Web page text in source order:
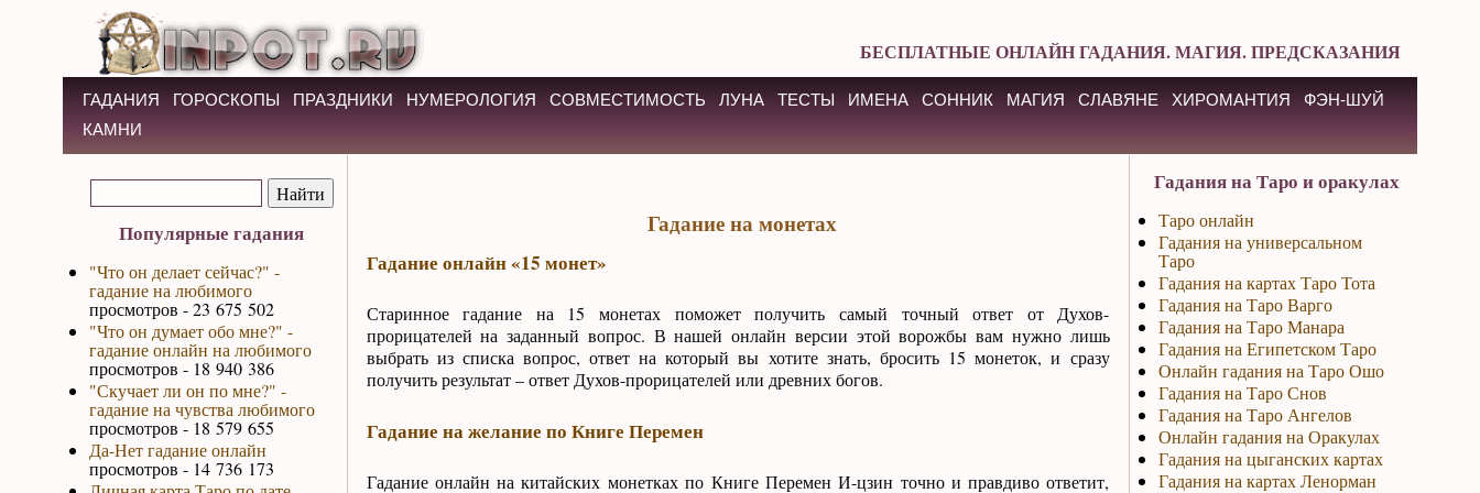
БЕСПЛАТНЫЕ ОНЛАЙН ГАДАНИЯ. МАГИЯ. ПРЕДСКАЗАНИЯ
ГАДАНИЯ ГОРОСКОПЫ ПРАЗДНИКИ НУМЕРОЛОГИЯ СОВМЕСТИМОСТЬ ЛУНА ТЕСТЫ ИМЕНА СОННИК МАГИЯ СЛАВЯНЕ ХИРОМАНТИЯ
ФЭН-ШУЙ
КАМНИ
Популярные гадания
"Что он делает сейчас?" -
гадание на любимого
просмотров - 23 675 502
"Что он думает обо мне?" -
гадание онлайн на любимого
просмотров - 18 940 386
"Скучает ли он по мне?" -
гадание на чувства любимого
просмотров - 18 579 655
Да-Нет гадание онлайн
просмотров - 14 736 173
Гадание на монетах
Гадание онлайн «15 монет»
Старинное гадание на 15 монетах поможет получить самый точный ответ от Духов-
прорицателей на заданный вопрос. В нашей онлайн версии этой ворожбы вам нужно лишь
выбрать из списка вопрос, ответ на который вы хотите знать, бросить 15 монеток, и сразу
получить результат – ответ Духов-прорицателей или древних богов.
Гадание на желание по Книге Перемен
Гадание онлайн на китайских монетках по Книге Перемен И-цзин точно и правдиво ответит,
Гадания на Таро и оракулах
Таро онлайн
Гадания на универсальном
Таро
Гадания на картах Таро Тота
Гадания на Таро Варго
Гадания на Таро Манара
Гадания на Египетском Таро
Онлайн гадания на Таро Ошо
Гадания на Таро Снов
Гадания на Таро Ангелов
Онлайн гадания на Оракулах
Гадания на цыганских картах
Гадания на картах Ленорман